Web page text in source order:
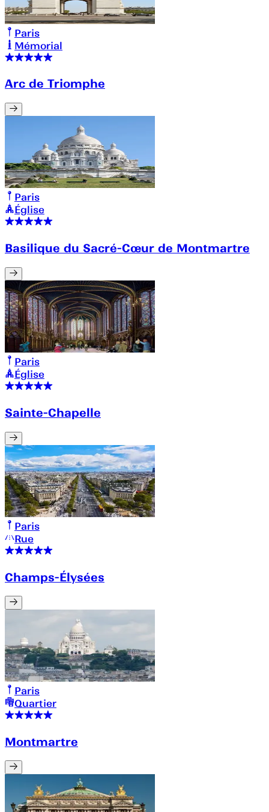
Paris
Mémorial
Arc de Triomphe
Paris
Église
Basilique du Sacré-Cœur de Montmartre
Paris
Église
Sainte-Chapelle
Paris
Rue
Champs-Élysées
Paris
Quartier
Montmartre